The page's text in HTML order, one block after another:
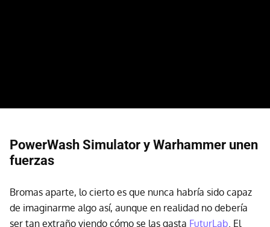
PowerWash Simulator y Warhammer unen
fuerzas
Bromas aparte, lo cierto es que nunca habría sido capaz
de imaginarme algo así, aunque en realidad no debería
ser tan extraño viendo cómo se las gasta FuturLab. El